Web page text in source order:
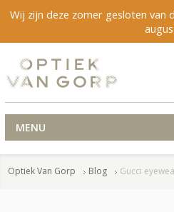
Wij zijn deze zomer gesloten van
MENU
Optiek Van Gorp Blog Gucci